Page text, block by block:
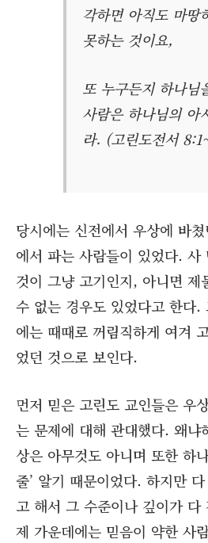
각하면 아직도 마땅
못하는 것이요,
또 누구든지 하나님
사람은 하나님의 아
라. (고린도전서
당시에는 신전에서 우상에 바
에서 파는 사람들이 있었다. 사
것이 그냥 고기인지, 아니면 제
수 없는 경우도 있었다고 한다.
에는 때때로 꺼림직하게 여겨
었던 것으로 보인다.
먼저 믿은 고린도 교인들은 우
는 문제에 대해 관대했다. 왜냐
상은 아무것도 아니며 또한 하
줄’ 알기 때문이었다. 하지만
고 해서 그 수준이나 깊이가 다
제 가운데에는 믿음이 약한 사